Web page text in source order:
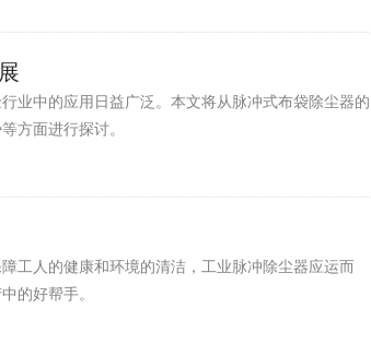
业中的应用日益广泛。本文将从脉冲式布袋除尘器的
方面进行探讨。
工人的健康和环境的清洁，工业脉冲除尘器应运而
的好帮手。